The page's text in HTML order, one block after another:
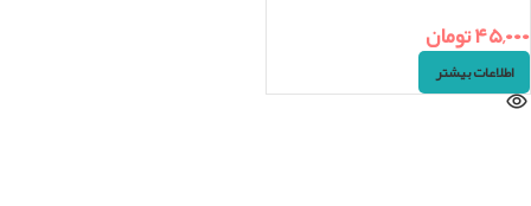
۴۵,۰۰۰تومان
اطلاعات بیشتر